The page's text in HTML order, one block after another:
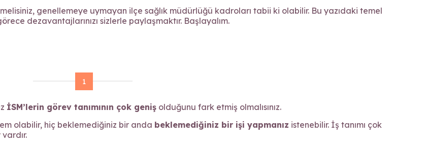
genellemeye uymayan ilçe sağlık müdürlüğü kadroları tabii ki olabilir. Bu yazıdaki temel
dezavantajlarınızı sizlerle paylaşmaktır. Başlayalım.
1
İSM’lerin görev tanımının çok geniş olduğunu fark etmiş olmalısınız.
olabilir, hiç beklemediğiniz bir anda beklemediğiniz bir işi yapmanız istenebilir. İş tanımı çok